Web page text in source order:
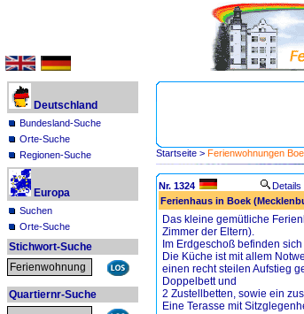
Deutschland
Bundesland-Suche
Orte-Suche
Regionen-Suche
Europa
Suchen
Orte-Suche
Stichwort-Suche
Quartiernr-Suche
Startseite > Ferienwohnungen
Nr. 1324 Details
Ferienhaus in Boek
Das kleine gemütliche
Zimmer der Eltern).
Im Erdgeschoß befinden
Die Küche ist mit allem
einen recht steilen Aufstieg
Doppelbett und
2 Zustellbetten, sowie ein
Eine Terasse mit